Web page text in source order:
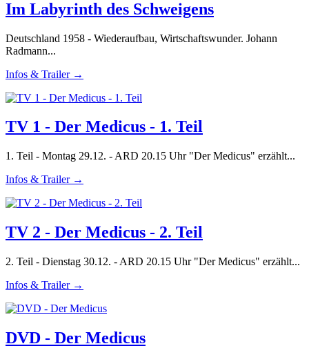
Im Labyrinth des Schweigens
Deutschland 1958 - Wiederaufbau, Wirtschaftswunder. Johann
Radmann...
Infos & Trailer →
TV 1 - Der Medicus - 1. Teil
1. Teil - Montag 29.12. - ARD 20.15 Uhr "Der Medicus" erzählt...
Infos & Trailer →
TV 2 - Der Medicus - 2. Teil
2. Teil - Dienstag 30.12. - ARD 20.15 Uhr "Der Medicus" erzählt...
Infos & Trailer →
DVD - Der Medicus